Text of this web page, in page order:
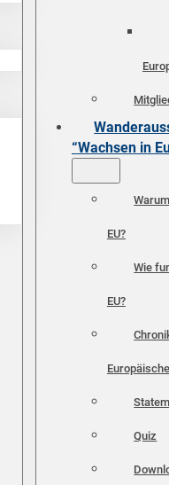
“Wachsen in
EU?
Wie
EU?
Quiz